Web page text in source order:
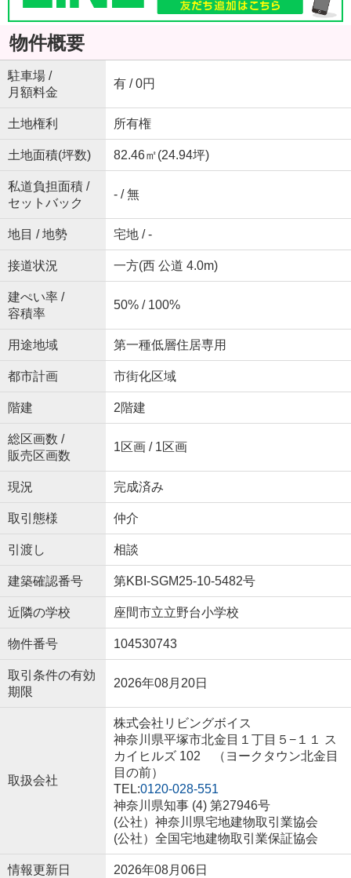
物件概要
駐車場 /
月額料金
有 / 0円
土地権利 所有権
土地面積(坪数) 82.46㎡(24.94坪)
私道負担面積 /
セットバック
- / 無
地目 / 地勢 宅地 / -
接道状況 一方(西 公道 4.0m)
建ぺい率 /
容積率
50% / 100%
用途地域 第一種低層住居専用
都市計画 市街化区域
階建 2階建
総区画数 /
販売区画数
1区画 / 1区画
現況 完成済み
取引態様 仲介
引渡し 相談
建築確認番号 第KBI-SGM25-10-5482号
近隣の学校 座間市立立野台小学校
物件番号 104530743
取引条件の有効
期限
2026年08月20日
取扱会社
株式会社リビングボイス
神奈川県平塚市北金目１丁目５−１１ ス
カイヒルズ 102 （ヨークタウン北金目
目の前）
TEL:0120-028-551
神奈川県知事 (4) 第27946号
(公社）神奈川県宅地建物取引業協会
(公社）全国宅地建物取引業保証協会
情報更新日 2026年08月06日